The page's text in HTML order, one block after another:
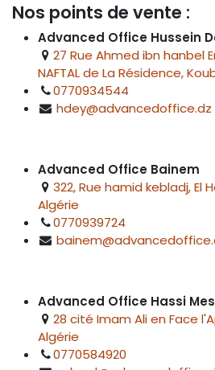
Nos points de vente :
Advanced Office Hussein
27 Rue Ahmed ibn hanbel
NAFTAL de La Résidence,
0770934544
hdey@advancedoffice.dz
Advanced Office Bainem
322, Rue hamid kebladj, El
Algérie
0770939724
Advanced Office Hassi
28 cité Imam Ali en Face
Algérie
0770584920